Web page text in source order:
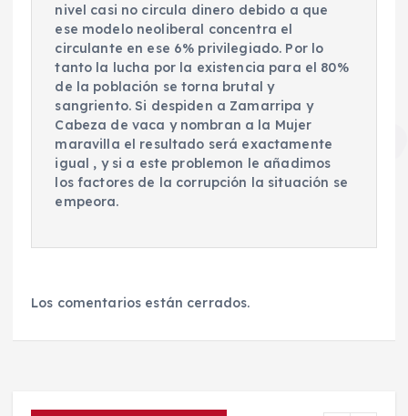
nivel casi no circula dinero debido a que
ese modelo neoliberal concentra el
circulante en ese 6% privilegiado. Por lo
tanto la lucha por la existencia para el 80%
de la población se torna brutal y
sangriento. Si despiden a Zamarripa y
Cabeza de vaca y nombran a la Mujer
maravilla el resultado será exactamente
igual , y si a este problemon le añadimos
los factores de la corrupción la situación se
empeora.
Los comentarios están cerrados.